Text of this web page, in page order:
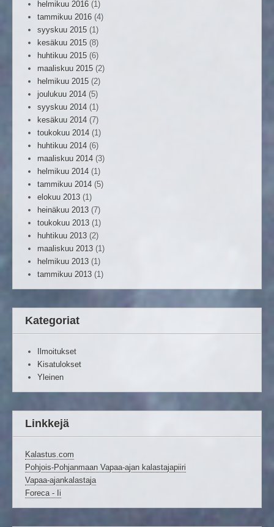
helmikuu 2016 (1)
tammikuu 2016 (4)
syyskuu 2015 (1)
kesäkuu 2015 (8)
huhtikuu 2015 (6)
maaliskuu 2015 (2)
helmikuu 2015 (2)
joulukuu 2014 (5)
syyskuu 2014 (1)
kesäkuu 2014 (7)
toukokuu 2014 (1)
huhtikuu 2014 (6)
maaliskuu 2014 (3)
helmikuu 2014 (1)
tammikuu 2014 (5)
elokuu 2013 (1)
heinäkuu 2013 (7)
toukokuu 2013 (1)
huhtikuu 2013 (2)
maaliskuu 2013 (1)
helmikuu 2013 (1)
tammikuu 2013 (1)
Kategoriat
Ilmoitukset
Kisatulokset
Yleinen
Linkkejä
Kalastus.com
Pohjois-Pohjanmaan Vapaa-ajan kalastajapiiri
Vapaa-ajankalastaja
Foreca - Ii